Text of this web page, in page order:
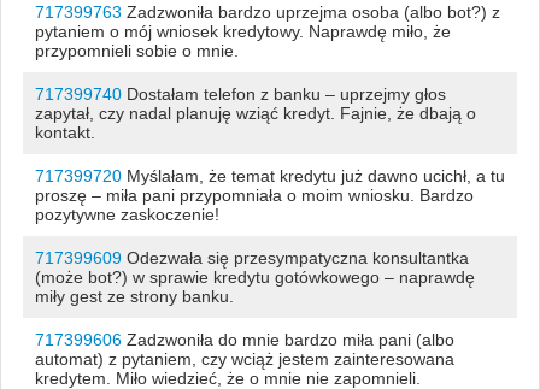
717399763 Zadzwoniła bardzo uprzejma osoba (albo bot?) z
pytaniem o mój wniosek kredytowy. Naprawdę miło, że
przypomnieli sobie o mnie.
717399740Dostałam telefon z banku – uprzejmy głos
zapytał, czy nadal planuję wziąć kredyt. Fajnie, że dbają o
kontakt.
717399720Myślałam, że temat kredytu już dawno ucichł, a tu
proszę – miła pani przypomniała o moim wniosku. Bardzo
pozytywne zaskoczenie!
717399609Odezwała się przesympatyczna konsultantka
(może bot?) w sprawie kredytu gotówkowego – naprawdę
miły gest ze strony banku.
717399606Zadzwoniła do mnie bardzo miła pani (albo
automat) z pytaniem, czy wciąż jestem zainteresowana
kredytem. Miło wiedzieć, że o mnie nie zapomnieli.